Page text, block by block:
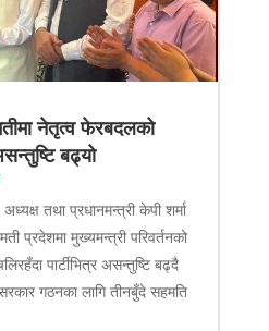
नेतृत्व फेरबदलको
बढ्यो
तथा प्रधानमन्त्री केपी शर्मा
प्रदेशमा मुख्यमन्त्री परिवर्तनको
पार्टीभित्र असन्तुष्टि बढ्दै
गठनका लागि तीनबुँदे सहमति